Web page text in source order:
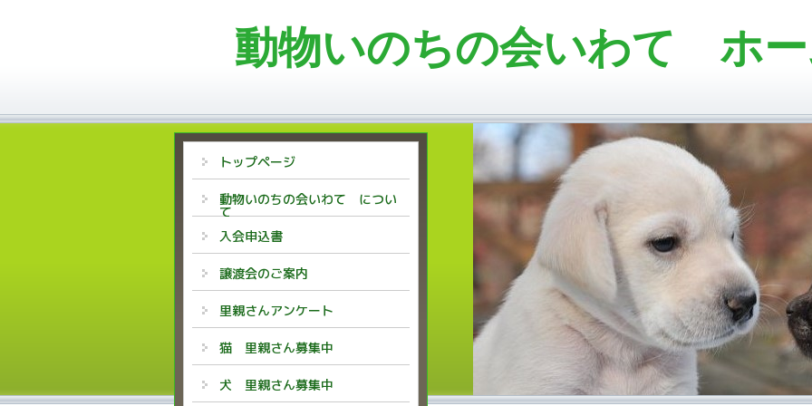
動物いのちの会いわて ホ
トップページ
動物いのちの会いわて につい
て
入会申込書
譲渡会のご案内
里親さんアンケート
猫 里親さん募集中
犬 里親さん募集中